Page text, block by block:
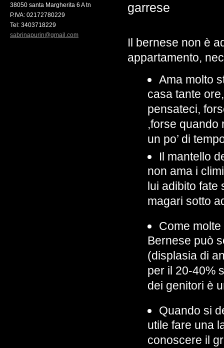
garrese
Il bernese non è
appartamento,
Ama molto
casa tante
pensateci,
,forse quando
un po’ di
Il mantello
non ama i
lui adibito fate
magari sotto
Come
Bernese può
(displasia di
per il 20-40%
dei genitori è
Quando si
utile fare una
conoscere il
38050 santa Margherita 6 A tn
P.IVA: 02172780229
Tel: 3403718229
sabrinapurin@gmail.com